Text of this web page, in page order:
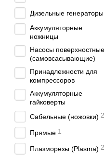
Дизельные генераторы
Аккумуляторные
ножницы
Насосы поверхностные
(самовсасывающие)
Принадлежности для
компрессоров
Аккумуляторные
гайковерты
Сабельные (ножовки) 2
Прямые 1
Плазморезы (Plasma) 2